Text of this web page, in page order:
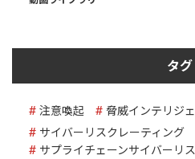
タグ
注意喚起 脅威インテリジ
サイバーリスクレーティング
サプライチェーンサイバーリ